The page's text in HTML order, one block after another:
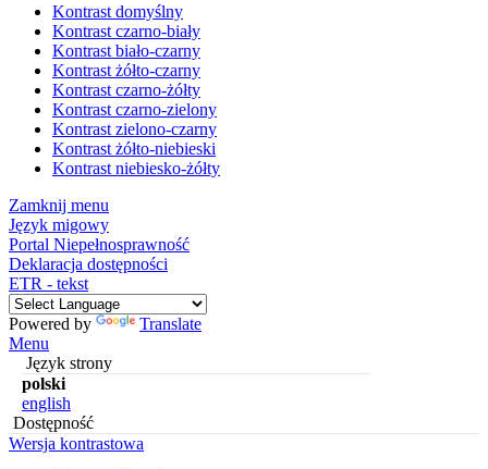
Kontrast domyślny
Kontrast czarno-biały
Kontrast biało-czarny
Kontrast żółto-czarny
Kontrast czarno-żółty
Kontrast czarno-zielony
Kontrast zielono-czarny
Kontrast żółto-niebieski
Kontrast niebiesko-żółty
Zamknij menu
Język migowy
Portal Niepełnosprawność
Deklaracja dostępności
ETR - tekst
Powered by
Translate
Menu
Język strony
polski
english
Dostępność
Wersja kontrastowa